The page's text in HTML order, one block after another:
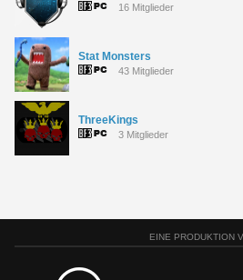
16 Mitglieder
Stat Monsters
43 Mitglieder
ThreeKings
3 Mitglieder
EINE PRODUKTION